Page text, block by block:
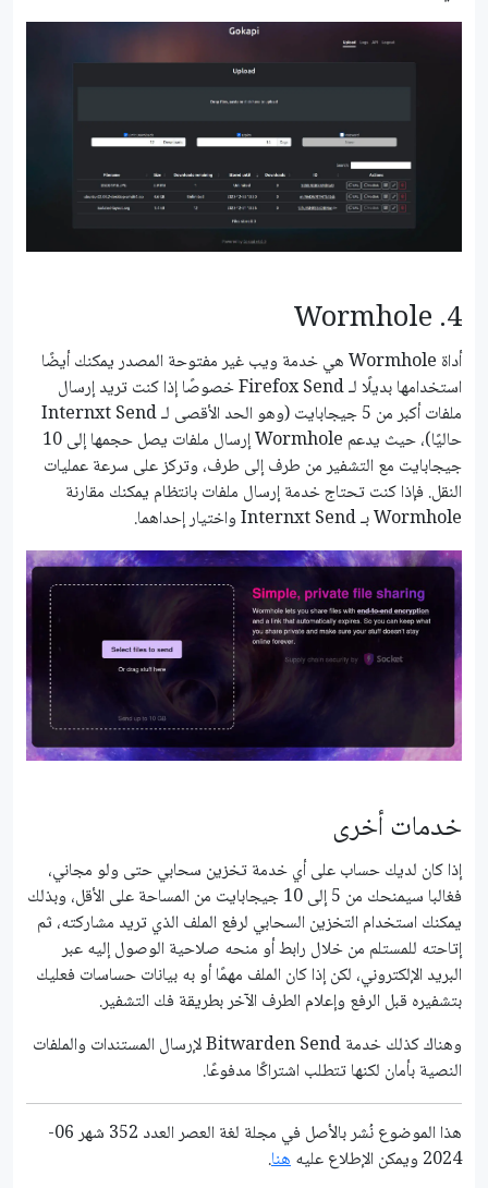
4. Wormhole
أداة Wormhole هي خدمة ويب غير مفتوحة المصدر يمكنك أيضًا
استخدامها بديلًا لـ Firefox Send خصوصًا إذا كنت تريد إرسال
ملفات أكبر من 5 جيجابايت (وهو الحد الأقصى لـ Internxt Send
حاليًا)، حيث يدعم Wormhole إرسال ملفات يصل حجمها إلى 10
جيجابايت مع التشفير من طرف إلى طرف، وتركز على سرعة عمليات
النقل. فإذا كنت تحتاج خدمة إرسال ملفات بانتظام يمكنك مقارنة
Wormhole بـ Internxt Send واختيار إحداهما.
خدمات أخرى
إذا كان لديك حساب على أي خدمة تخزين سحابي حتى ولو مجاني،
فغالبا سيمنحك من 5 إلى 10 جيجابايت من المساحة على الأقل، وبذلك
يمكنك استخدام التخزين السحابي لرفع الملف الذي تريد مشاركته، ثم
إتاحته للمستلم من خلال رابط أو منحه صلاحية الوصول إليه عبر
البريد الإلكتروني، لكن إذا كان الملف مهمًا أو به بيانات حساسات فعليك
بتشفيره قبل الرفع وإعلام الطرف الآخر بطريقة فك التشفير.
وهناك كذلك خدمة Bitwarden Send لإرسال المستندات والملفات
النصية بأمان لكنها تتطلب اشتراكًا مدفوعًا.
هذا الموضوع نُشر باﻷصل في مجلة لغة العصر العدد 352 شهر 06-
2024 ويمكن الإطلاع عليه
هنا.